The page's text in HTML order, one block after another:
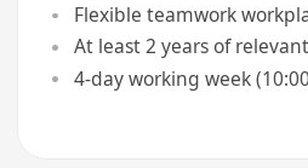
Flexible teamwork
At least 2 years of
4-day working week